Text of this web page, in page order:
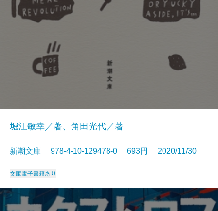
堀江敏幸／著、角田光代／著
新潮文庫 978-4-10-129478-0 693円 2020/11/30
文庫電子書籍あり